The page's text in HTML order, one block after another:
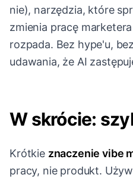
nie), narzędzia, które
zmienia pracę
rozpada. Bez hype'u,
udawania, że AI
W skrócie:
Krótkie znaczenie vibe
pracy, nie produkt.